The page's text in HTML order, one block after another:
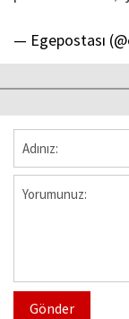
— Egepostası
Gönder